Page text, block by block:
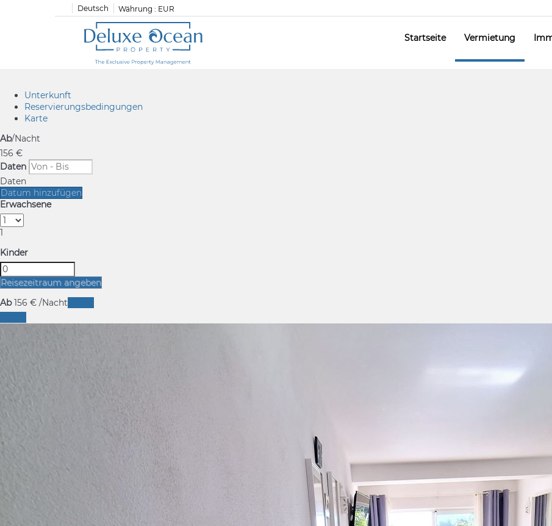
Deutsch Währung : EUR
Startseite Vermietung
Unterkunft
Reservierungsbedingungen
Karte
Ab/Nacht
156 €
Daten
Daten
Datum hinzufügen
Erwachsene
1
Kinder
Reisezeitraum angeben
Ab156 € /Nacht